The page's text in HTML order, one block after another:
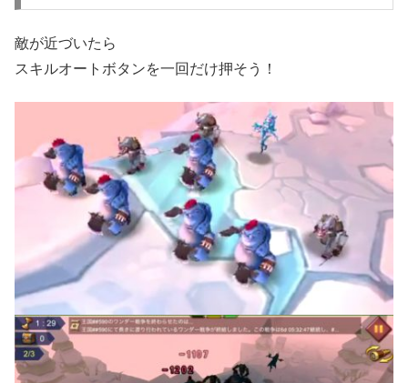
敵が近づいたら
スキルオートボタンを一回だけ押そう！